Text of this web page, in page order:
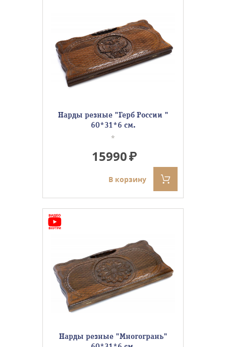
Нарды резные "Герб России "
60*31*6 см.
*
15990
В корзину
Нарды резные "Многогрань"